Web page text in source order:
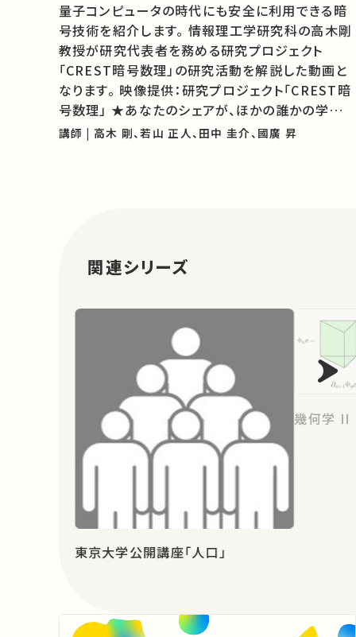
量子コンピュータの時代にも安全に利用できる暗
号技術を紹介します。 情報理工学研究科の高木剛
教授が研究代表者を務める研究プロジェクト
「CREST暗号数理」の研究活動を解説した動画と
なります。 映像提供：研究プロジェクト「CREST暗
号数理」 ★あなたのシェアが、ほかの誰かの学びに
繋がるかもしれません。 お気に入りの講義・講演が
講師 | 高木 剛、若山 正人、田中 圭介、國廣 昇
関連シリーズ
東京大学公開講座「人口」
幾何学 II